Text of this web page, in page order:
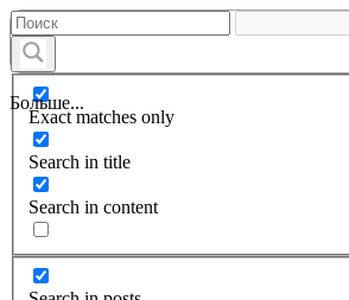
Больше...
Exact matches only
Search in title
Search in content